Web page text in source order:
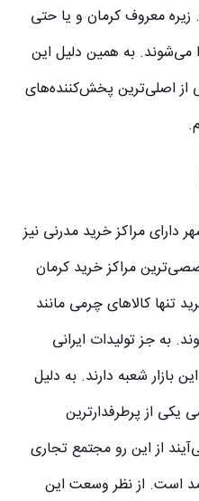
معروف کرمان و یا حتی
می‌شوند. به همین دلیل این
از اصلی‌ترین پخش‌کننده‌های
دارای مراکز خرید مدرنی نیز
مراکز خرید کرمان
تنها کالاهای چرمی مانند
به جز تولیدات ایرانی
بازار شعبه دارند. به دلیل
از پرطرفدارترین
از این رو مجتمع تجاری
است. از نظر وسعت این